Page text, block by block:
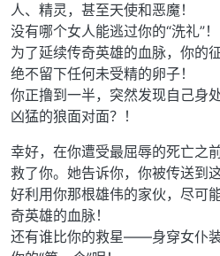
人、精灵，甚至天使和恶魔！
没有哪个女人能逃过你的“洗礼”！
为了延续传奇英雄的血脉，你的
绝不留下任何未受精的卵子！
你正撸到一半，突然发现自己身
凶猛的狼面对面？！
幸好，在你遭受最屈辱的死亡之
救了你。她告诉你，你被传送到
好利用你那根雄伟的家伙，尽可
奇英雄的血脉！
还有谁比你的救星——身穿女仆